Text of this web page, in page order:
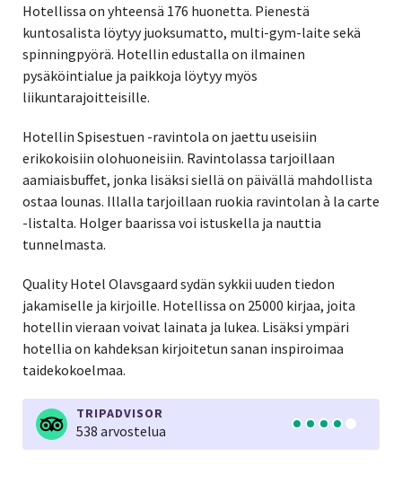
Hotellissa on yhteensä 176 huonetta. Pienestä
kuntosalista löytyy juoksumatto, multi-gym-laite sekä
spinningpyörä. Hotellin edustalla on ilmainen
pysäköintialue ja paikkoja löytyy myös
liikuntarajoitteisille.
Hotellin Spisestuen -ravintola on jaettu useisiin
erikokoisiin olohuoneisiin. Ravintolassa tarjoillaan
aamiaisbuffet, jonka lisäksi siellä on päivällä mahdollista
ostaa lounas. Illalla tarjoillaan ruokia ravintolan à la carte
-listalta. Holger baarissa voi istuskella ja nauttia
tunnelmasta.
Quality Hotel Olavsgaard sydän sykkii uuden tiedon
jakamiselle ja kirjoille. Hotellissa on 25000 kirjaa, joita
hotellin vieraan voivat lainata ja lukea. Lisäksi ympäri
hotellia on kahdeksan kirjoitetun sanan inspiroimaa
taidekokoelmaa.
TRIPADVISOR
538 arvostelua